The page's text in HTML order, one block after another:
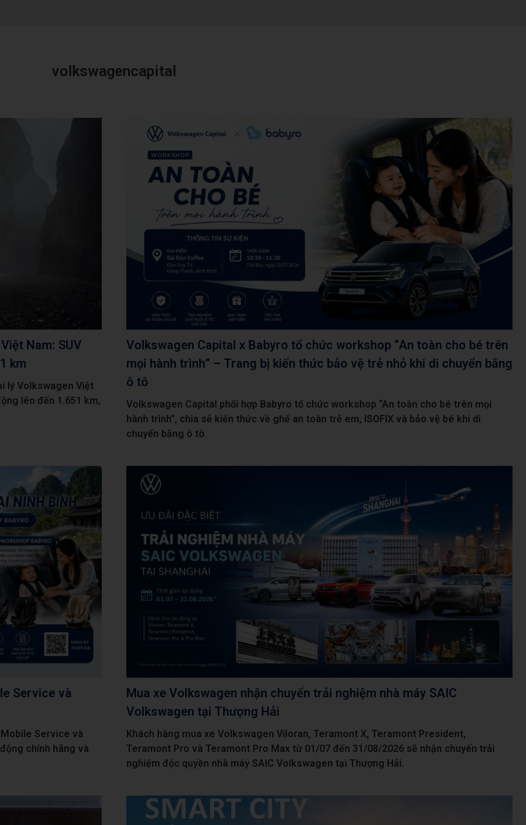
volkswagencapital
Nam: SUV
km
lý Volkswagen Việt
lên đến 1.651 km,
Volkswagen Capital x Babyro tổ chức workshop “An toàn cho bé trên
mọi hành trình” – Trang bị kiến thức bảo vệ trẻ nhỏ khi di chuyển bằng
ô tô
Volkswagen Capital phối hợp Babyro tổ chức workshop “An toàn cho bé trên mọi
hành trình”, chia sẻ kiến thức về ghế an toàn trẻ em, ISOFIX và bảo vệ bé khi di
chuyển bằng ô tô.
Service và
Service và
chính hãng và
Mua xe Volkswagen nhận chuyến trải nghiệm nhà máy SAIC
Volkswagen tại Thượng Hải
Khách hàng mua xe Volkswagen Viloran, Teramont X, Teramont President,
Teramont Pro và Teramont Pro Max từ 01/07 đến 31/08/2026 sẽ nhận chuyến trải
nghiệm độc quyền nhà máy SAIC Volkswagen tại Thượng Hải.